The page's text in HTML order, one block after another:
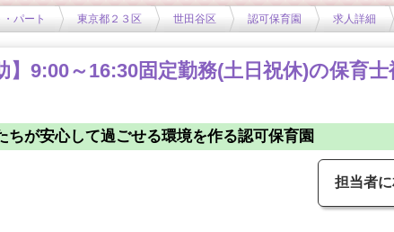
パート 東京都２３区 世田谷区 認可保育園 求人詳細
】9:00～16:30固定勤務(土日祝休)の保育
が安心して過ごせる環境を作る認可保育園
担当者